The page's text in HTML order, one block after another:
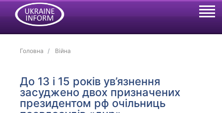
Головна Війна
До 13 і 15 років ув’язнення
засуджено двох призначених
президентом рф очільниць